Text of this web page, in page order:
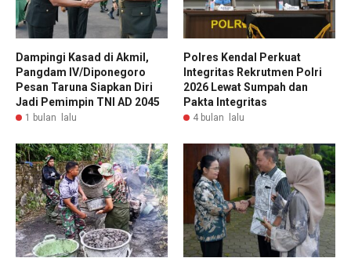
Dampingi Kasad di Akmil,
Pangdam IV/Diponegoro
Pesan Taruna Siapkan Diri
Jadi Pemimpin TNI AD 2045
1 bulan lalu
Polres Kendal Perkuat
Integritas Rekrutmen Polri
2026 Lewat Sumpah dan
Pakta Integritas
4 bulan lalu